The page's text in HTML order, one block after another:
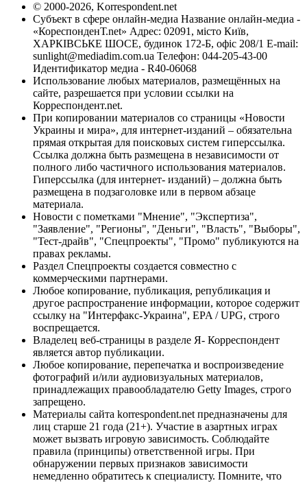
© 2000-2026, Korrespondent.net
Субъект в сфере онлайн-медиа Название онлайн-медиа -
«КореспонденТ.net» Адрес: 02091, місто Київ,
ХАРКІВСЬКЕ ШОСЕ, будинок 172-Б, офіс 208/1 E-mail:
sunlight@mediadim.com.ua Телефон: 044-205-43-00
Идентификатор медиа - R40-06068
Использование любых материалов, размещённых на
сайте, разрешается при условии ссылки на
Корреспондент.net.
При копировании материалов со страницы «Новости
Украины и мира», для интернет-изданий – обязательна
прямая открытая для поисковых систем гиперссылка.
Ссылка должна быть размещена в независимости от
полного либо частичного использования материалов.
Гиперссылка (для интернет- изданий) – должна быть
размещена в подзаголовке или в первом абзаце
материала.
Новости с пометками "Мнение", "Экспертиза",
"Заявление", "Регионы", "Деньги", "Власть", "Выборы",
"Тест-драйв", "Спецпроекты", "Промо" публикуются на
правах рекламы.
Раздел Спецпроекты создается совместно с
коммерческими партнерами.
Любое копирование, публикация, републикация и
другое распространение информации, которое содержит
ссылку на "Интерфакс-Украина", EPA / UPG, строго
воспрещается.
Владелец веб-страницы в разделе Я- Корреспондент
является автор публикации.
Любое копирование, перепечатка и воспроизведение
фотографий и/или аудиовизуальных материалов,
принадлежащих правообладателю Getty Images, строго
запрещено.
Материалы сайта korrespondent.net предназначены для
лиц старше 21 года (21+). Участие в азартных играх
может вызвать игровую зависимость. Соблюдайте
правила (принципы) ответственной игры. При
обнаружении первых признаков зависимости
немедленно обратитесь к специалисту. Помните, что